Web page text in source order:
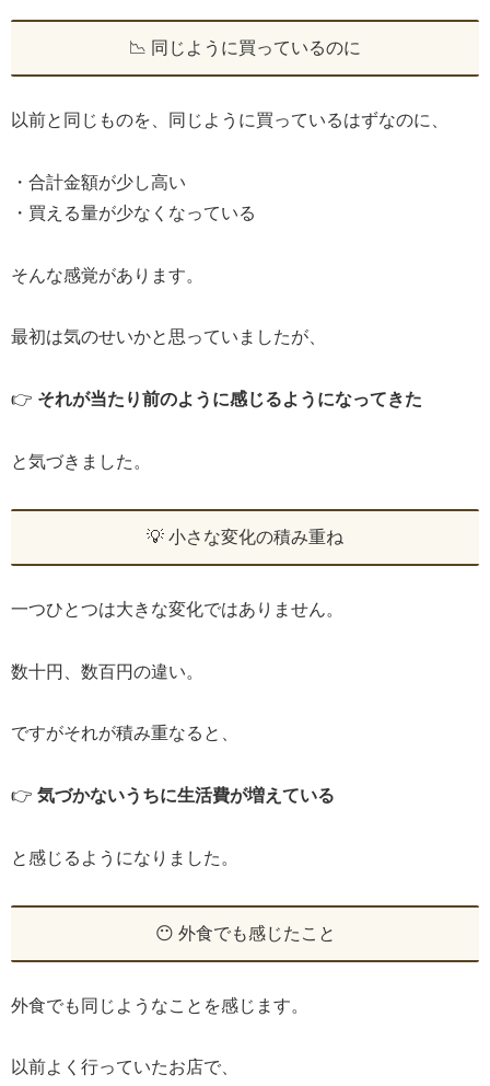
📉 同じように買っているのに
以前と同じものを、同じように買っているはずなのに、
・合計金額が少し高い
・買える量が少なくなっている
そんな感覚があります。
最初は気のせいかと思っていましたが、
👉 それが当たり前のように感じるようになってきた
と気づきました。
💡 小さな変化の積み重ね
一つひとつは大きな変化ではありません。
数十円、数百円の違い。
ですがそれが積み重なると、
👉 気づかないうちに生活費が増えている
と感じるようになりました。
😶 外食でも感じたこと
外食でも同じようなことを感じます。
以前よく行っていたお店で、